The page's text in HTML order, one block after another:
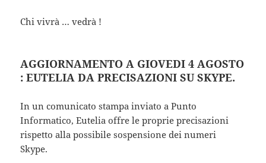
Chi vivrà … vedrà !
AGGIORNAMENTO A GIOVEDI 4 AGOSTO
: EUTELIA DA PRECISAZIONI SU SKYPE.
In un comunicato stampa inviato a Punto
Informatico, Eutelia offre le proprie precisazioni
rispetto alla possibile sospensione dei numeri
Skype.